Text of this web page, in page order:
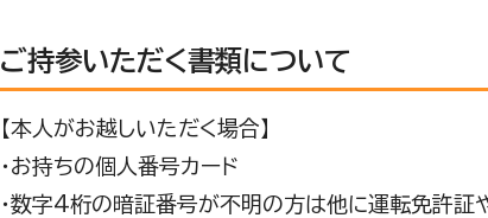
ご持参いただく書類について
【本人がお越しいただく場合】
・お持ちの個人番号カード
・数字4桁の暗証番号が不明の方は他に運転免許